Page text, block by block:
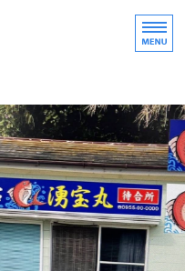
釣り船 湧宝